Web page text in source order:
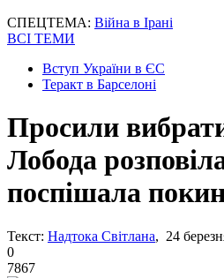
СПЕЦТЕМА: Війна в Ірані
ВСІ ТЕМИ
Вступ України в ЄС
Теракт в Барселоні
Просили
Лобода
поспішала
Текст: Надтока Світлана, 24
0
7867